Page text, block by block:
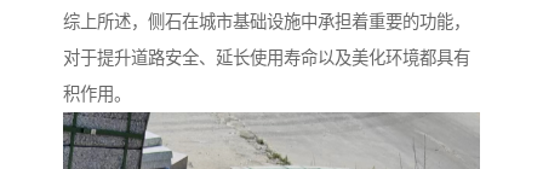
综上所述，侧石在城市基础设施中承担着重要的功能，
对于提升道路安全、延长使用寿命以及美化环境都具有
积作用。